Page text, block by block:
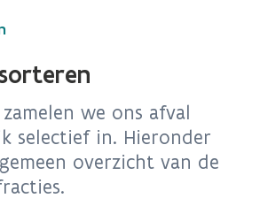
we ons afval
selectief in. Hieronder
overzicht van de